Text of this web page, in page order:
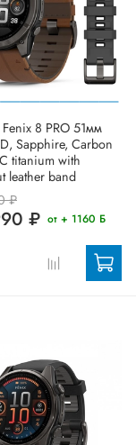
8 PRO 51мм
Sapphire, Carbon
titanium with
leather band
₽
₽ от + 1160 Б